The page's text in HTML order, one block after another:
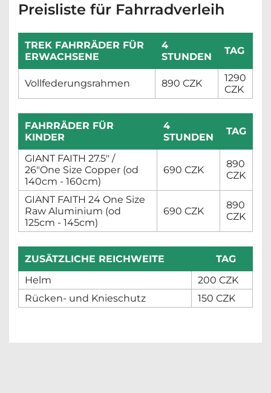
Preisliste für Fahrradverleih
TREK FAHRRÄDER FÜR
ERWACHSENE
4
STUNDEN
TAG
Vollfederungsrahmen 890 CZK
1290
CZK
FAHRRÄDER FÜR
KINDER
4
STUNDEN
TAG
GIANT FAITH 27.5" /
26"One Size Copper (od
140cm - 160cm)
690 CZK
890
CZK
GIANT FAITH 24 One Size
Raw Aluminium (od
125cm - 145cm)
690 CZK
890
CZK
ZUSÄTZLICHE REICHWEITE
TAG
Helm
200 CZK
Rücken- und Knieschutz
150 CZK